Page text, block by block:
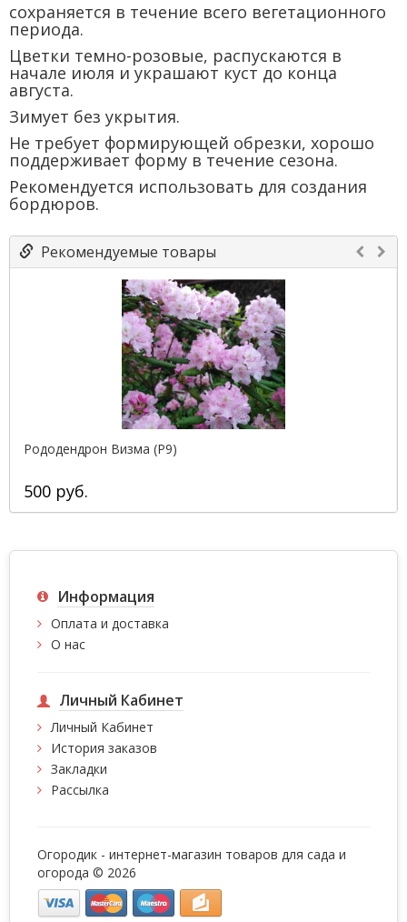
сохраняется в течение всего вегетационного
периода.
Цветки темно-розовые, распускаются в
начале июля и украшают куст до конца
августа.
Зимует без укрытия.
Не требует формирующей обрезки, хорошо
поддерживает форму в течение сезона.
Рекомендуется использовать для создания
бордюров.
Рекомендуемые товары
Рододендрон Визма (Р9)
500 руб.
Информация
Оплата и доставка
О нас
Личный Кабинет
Личный Кабинет
История заказов
Закладки
Рассылка
Огородик - интернет-магазин товаров для сада и
огорода © 2026